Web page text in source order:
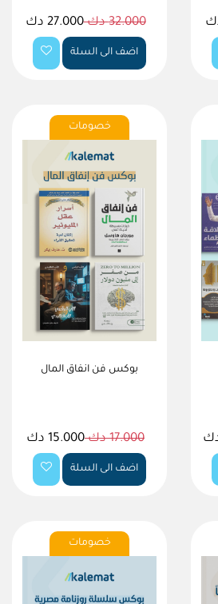
32.000 دك 27.000 دك
اضف الى السلة
خصومات
بوكس فن انفاق المال
17.000 دك 15.000 دك
اضف الى السلة
خصومات